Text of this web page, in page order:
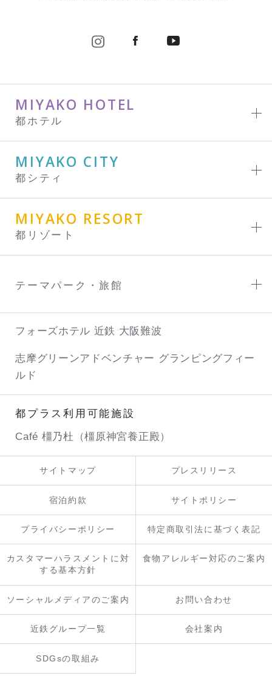
MIYAKO HOTEL
都ホテル
MIYAKO CITY
都シティ
MIYAKO RESORT
都リゾート
テーマパーク・旅館
フォーズホテル 近鉄 大阪難波
志摩グリーンアドベンチャー グランピングフィー
ルド
都プラス利用可能施設
Café 橿乃杜（橿原神宮養正殿）
サイトマップ プレスリリース
宿泊約款 サイトポリシー
プライバシーポリシー 特定商取引法に基づく表記
カスタマーハラスメントに対
する基本方針
食物アレルギー対応のご案内
ソーシャルメディアのご案内 お問い合わせ
近鉄グループ一覧 会社案内
SDGsの取組み